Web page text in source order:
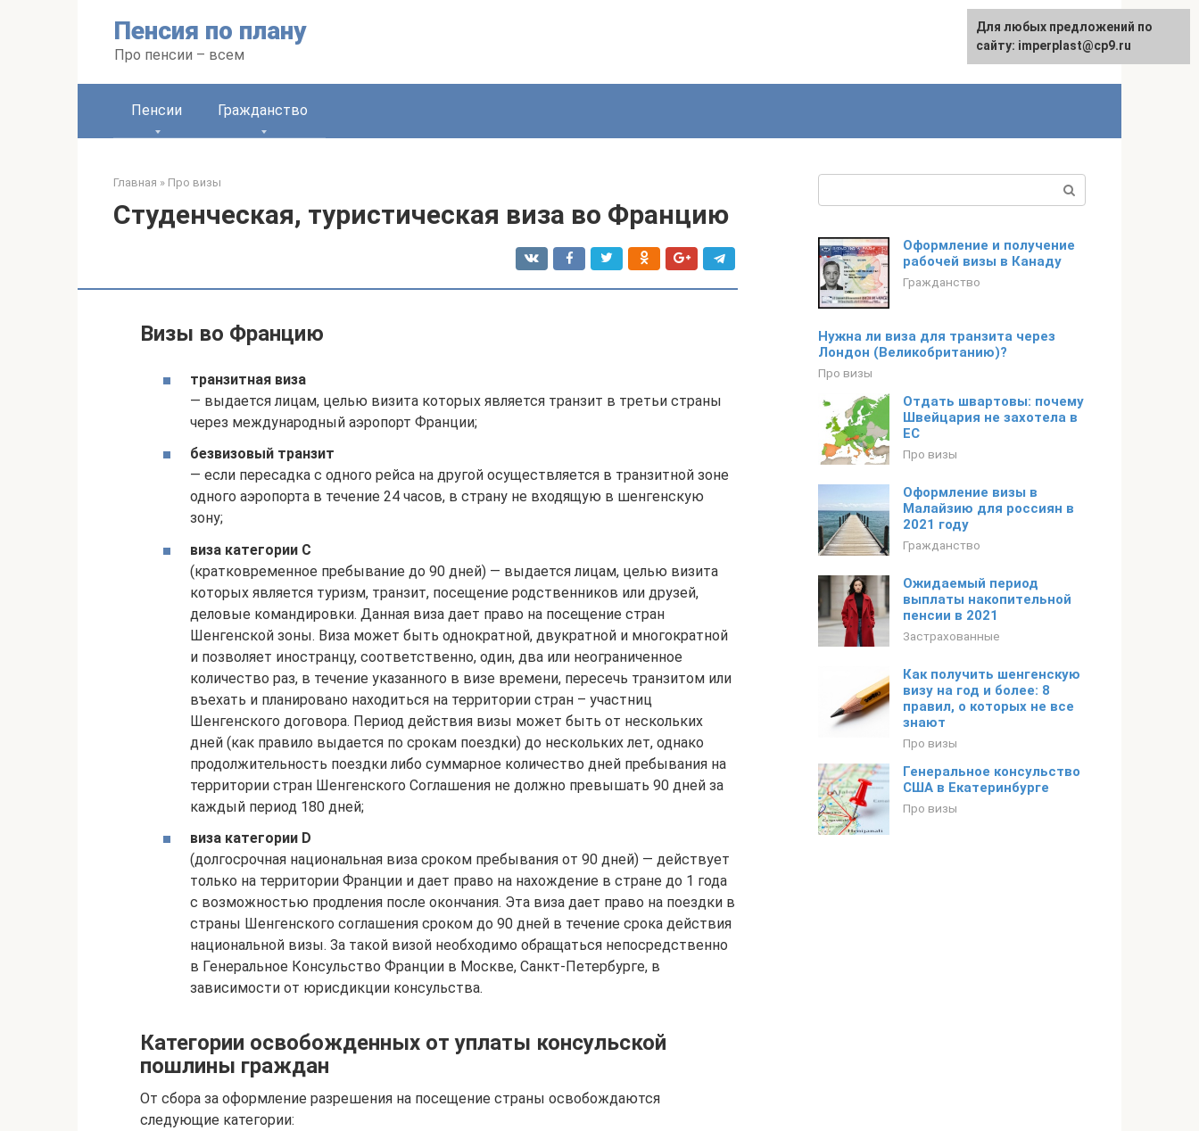
Пенсия по плану
Про пенсии – всем
Пенсии Гражданство
Главная » Про визы
Студенческая, туристическая виза во Францию
Визы во Францию
транзитная виза
— выдается лицам, целью визита которых является транзит в третьи страны
через международный аэропорт Франции;
безвизовый транзит
— если пересадка с одного рейса на другой осуществляется в транзитной зоне
одного аэропорта в течение 24 часов, в страну не входящую в шенгенскую
зону;
виза категории С
(кратковременное пребывание до 90 дней) — выдается лицам, целью визита
которых является туризм, транзит, посещение родственников или друзей,
деловые командировки. Данная виза дает право на посещение стран
Шенгенской зоны. Виза может быть однократной, двукратной и многократной
и позволяет иностранцу, соответственно, один, два или неограниченное
количество раз, в течение указанного в визе времени, пересечь транзитом или
въехать и планировано находиться на территории стран – участниц
Шенгенского договора. Период действия визы может быть от нескольких
дней (как правило выдается по срокам поездки) до нескольких лет, однако
продолжительность поездки либо суммарное количество дней пребывания на
территории стран Шенгенского Соглашения не должно превышать 90 дней за
каждый период 180 дней;
виза категории D
(долгосрочная национальная виза сроком пребывания от 90 дней) — действует
только на территории Франции и дает право на нахождение в стране до 1 года
с возможностью продления после окончания. Эта виза дает право на поездки в
страны Шенгенского соглашения сроком до 90 дней в течение срока действия
национальной визы. За такой визой необходимо обращаться непосредственно
в Генеральное Консульство Франции в Москве, Санкт-Петербурге, в
зависимости от юрисдикции консульства.
Категории освобожденных от уплаты консульской
пошлины граждан
От сбора за оформление разрешения на посещение страны освобождаются
следующие категории:
Оформление и получение
рабочей визы в Канаду
Гражданство
Нужна ли виза для транзита через
Лондон (Великобританию)?
Про визы
Отдать швартовы: почему
Швейцария не захотела в
ЕС
Про визы
Оформление визы в
Малайзию для россиян в
2021 году
Гражданство
Ожидаемый период
выплаты накопительной
пенсии в 2021
Застрахованные
Как получить шенгенскую
визу на год и более: 8
правил, о которых не все
знают
Про визы
Генеральное консульство
США в Екатеринбурге
Про визы
Для любых предложений по
сайту: imperplast@cp9.ru